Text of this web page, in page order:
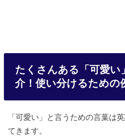
たくさんある「可愛い
介！使い分けるため
「可愛い」と言うための言葉は
てきます。